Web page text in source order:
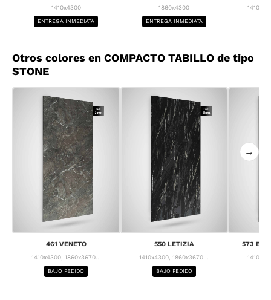
1410x4300
ENTREGA INMEDIATA
1860x4300
ENTREGA INMEDIATA
Otros colores en COMPACTO TABILLO de tipo
STONE
461 VENETO
1410x4300, 1860x3670...
BAJO PEDIDO
550 LETIZIA
1410x4300, 1860x3670...
BAJO PEDIDO
573
→